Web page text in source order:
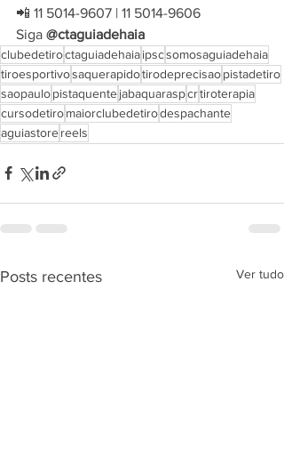
📲 11 5014-9607 | 11 5014-9606
Siga @ctaguiadehaia
clubedetiroctaguiadehaiaipscsomosaguiadehaia
tiroesportivosaquerapidotirodeprecisaopistadetiro
saopaulopistaquentejabaquaraspcrtiroterapia
cursodetiromaiorclubedetirodespachante
aguiastorereels
Posts recentes Ver tudo